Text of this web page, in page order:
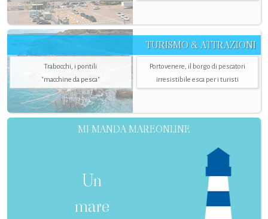
TURISMO & ATTRAZIONI
Trabocchi, i pontili
"macchine da pesca"
Portovenere, il borgo di pescatori
irresistibile esca per i turisti
MI MANDA MAREONLINE
Un
mare